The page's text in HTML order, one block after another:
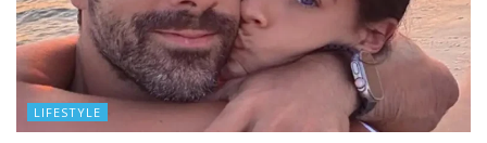
LIFESTYLE